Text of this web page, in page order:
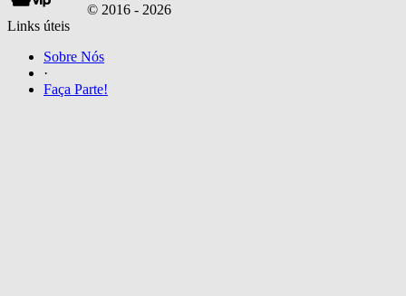
© 2016 - 2026
Links úteis
Sobre Nós
·
Faça Parte!